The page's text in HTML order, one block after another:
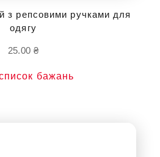
з репсовими ручками для
одягу
25.00 ₴
бажань